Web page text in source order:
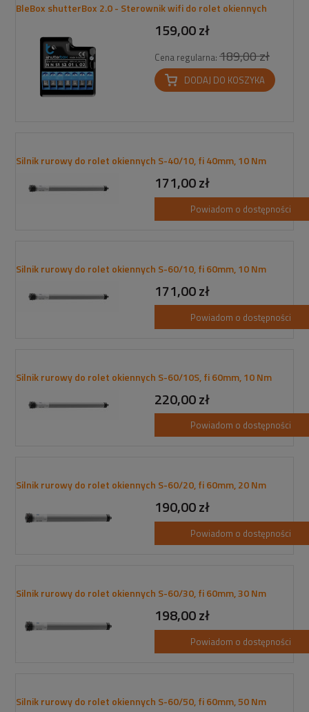
BleBox shutterBox 2.0 - Sterownik wifi do rolet okiennych
159,00 zł
Cena regularna: 189,00 zł
DODAJ DO KOSZYKA
Silnik rurowy do rolet okiennych S-40/10, fi 40mm, 10 Nm
171,00 zł
Powiadom o dostępności
Silnik rurowy do rolet okiennych S-60/10, fi 60mm, 10 Nm
171,00 zł
Powiadom o dostępności
Silnik rurowy do rolet okiennych S-60/10S, fi 60mm, 10 Nm
220,00 zł
Powiadom o dostępności
Silnik rurowy do rolet okiennych S-60/20, fi 60mm, 20 Nm
190,00 zł
Powiadom o dostępności
Silnik rurowy do rolet okiennych S-60/30, fi 60mm, 30 Nm
198,00 zł
Powiadom o dostępności
Silnik rurowy do rolet okiennych S-60/50, fi 60mm, 50 Nm